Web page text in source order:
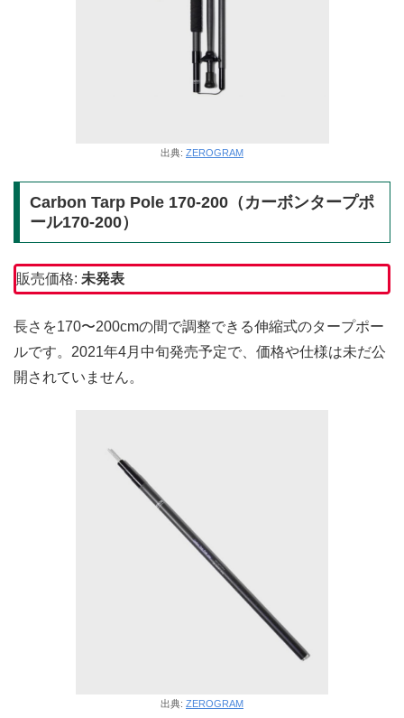
出典: ZEROGRAM
Carbon Tarp Pole 170-200（カーボンタープポ
ール170-200）
販売価格: 未発表
長さを170〜200cmの間で調整できる伸縮式のタープポー
ルです。2021年4月中旬発売予定で、価格や仕様は未だ公
開されていません。
出典: ZEROGRAM